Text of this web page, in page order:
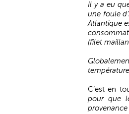
Il y a eu
une foule
Atlantique
(filet
C’est en
pour que